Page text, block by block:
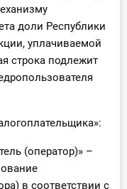
доли Республики
уплачиваемой
строка подлежит
(оператор)» –
в соответствии с